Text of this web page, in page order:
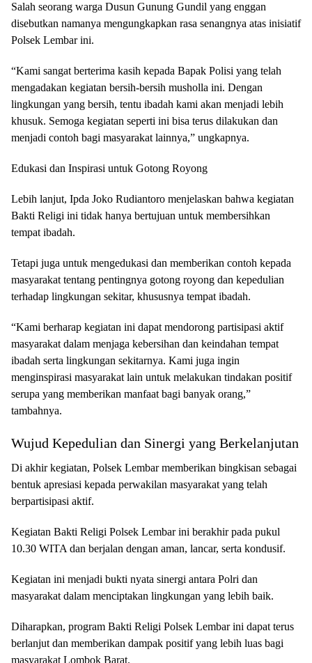
Salah seorang warga Dusun Gunung Gundil yang enggan
disebutkan namanya mengungkapkan rasa senangnya atas inisiatif
Polsek Lembar ini.
“Kami sangat berterima kasih kepada Bapak Polisi yang telah
mengadakan kegiatan bersih-bersih musholla ini. Dengan
lingkungan yang bersih, tentu ibadah kami akan menjadi lebih
khusuk. Semoga kegiatan seperti ini bisa terus dilakukan dan
menjadi contoh bagi masyarakat lainnya,” ungkapnya.
Edukasi dan Inspirasi untuk Gotong Royong
Lebih lanjut, Ipda Joko Rudiantoro menjelaskan bahwa kegiatan
Bakti Religi ini tidak hanya bertujuan untuk membersihkan
tempat ibadah.
Tetapi juga untuk mengedukasi dan memberikan contoh kepada
masyarakat tentang pentingnya gotong royong dan kepedulian
terhadap lingkungan sekitar, khususnya tempat ibadah.
“Kami berharap kegiatan ini dapat mendorong partisipasi aktif
masyarakat dalam menjaga kebersihan dan keindahan tempat
ibadah serta lingkungan sekitarnya. Kami juga ingin
menginspirasi masyarakat lain untuk melakukan tindakan positif
serupa yang memberikan manfaat bagi banyak orang,”
tambahnya.
Wujud Kepedulian dan Sinergi yang Berkelanjutan
Di akhir kegiatan, Polsek Lembar memberikan bingkisan sebagai
bentuk apresiasi kepada perwakilan masyarakat yang telah
berpartisipasi aktif.
Kegiatan Bakti Religi Polsek Lembar ini berakhir pada pukul
10.30 WITA dan berjalan dengan aman, lancar, serta kondusif.
Kegiatan ini menjadi bukti nyata sinergi antara Polri dan
masyarakat dalam menciptakan lingkungan yang lebih baik.
Diharapkan, program Bakti Religi Polsek Lembar ini dapat terus
berlanjut dan memberikan dampak positif yang lebih luas bagi
masyarakat Lombok Barat.